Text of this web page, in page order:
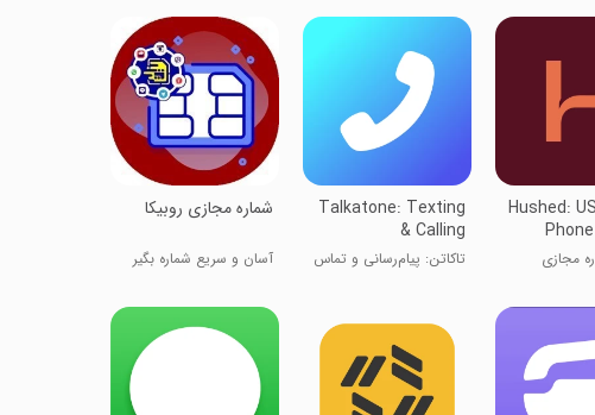
Hushed:
مجازی
Talkatone: Texting
& Calling
تاکاتن: پیام‌رسانی و تماس
شماره مجازی روبیکا
آسان و سریع شماره بگیر